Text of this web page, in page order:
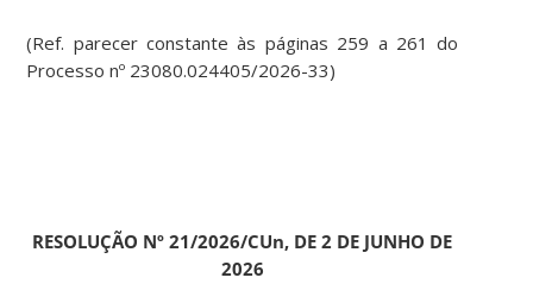
(Ref. parecer constante às páginas 259 a 261 do
Processo nº 23080.024405/2026-33)
RESOLUÇÃO Nº 21/2026/CUn, DE 2 DE JUNHO DE
2026